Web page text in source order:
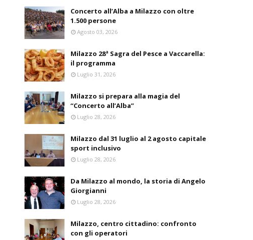
Concerto all’Alba a Milazzo con oltre
1.500 persone
Agosto 03, 2026
Milazzo 28ª Sagra del Pesce a Vaccarella:
il programma
Luglio 31, 2026
Milazzo si prepara alla magia del
“Concerto all’Alba”
Luglio 28, 2026
Milazzo dal 31 luglio al 2 agosto capitale
sport inclusivo
Luglio 28, 2026
Da Milazzo al mondo, la storia di Angelo
Giorgianni
Luglio 28, 2026
Milazzo, centro cittadino: confronto
con gli operatori